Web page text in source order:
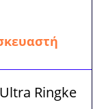
Ringke